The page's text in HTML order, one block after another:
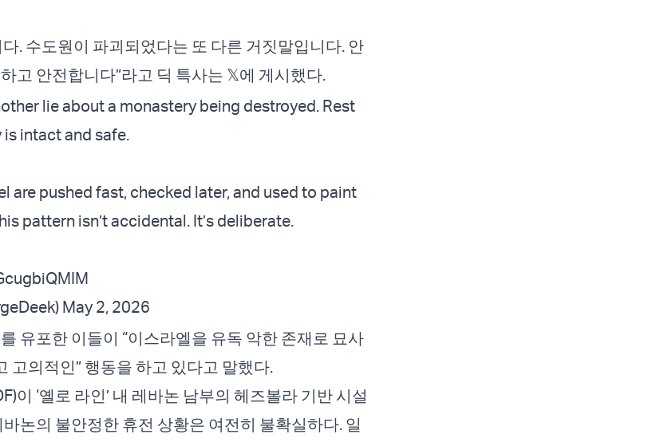
. 수도원이 파괴되었다는 또 다른 거짓말입니다. 안
고 안전합니다”라고 딕 특사는 𝕏에 게시했다.
lie about a monastery being destroyed. Rest
is intact and safe.
are pushed fast, checked later, and used to paint
pattern isn’t accidental. It’s deliberate.
May 2, 2026
유포한 이들이 “이스라엘을 유독 악한 존재로 묘사
고의적인” 행동을 하고 있다고 말했다.
이 ‘옐로 라인’ 내 레바논 남부의 헤즈볼라 기반 시설
논의 불안정한 휴전 상황은 여전히 불확실하다. 일